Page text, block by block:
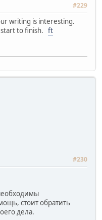
#229
writing is interesting.
to finish. ft
#230
стоит обратить
дела.